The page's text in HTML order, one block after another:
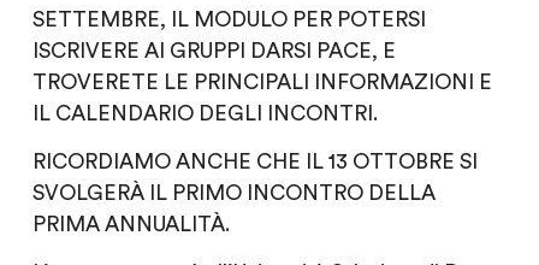
SETTEMBRE, IL MODULO PER POTERSI
ISCRIVERE AI GRUPPI DARSI PACE, E
TROVERETE LE PRINCIPALI INFORMAZIONI E
IL CALENDARIO DEGLI INCONTRI.
RICORDIAMO ANCHE CHE IL 13 OTTOBRE SI
SVOLGERÀ IL PRIMO INCONTRO DELLA
PRIMA ANNUALITÀ.